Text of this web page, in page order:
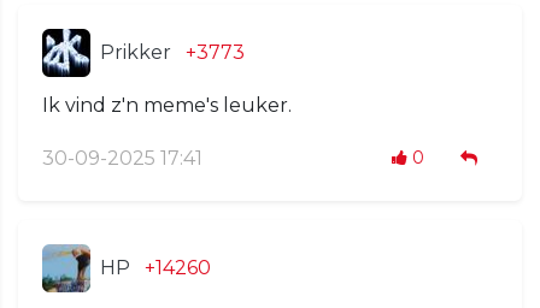
Prikker +3773
Ik vind z'n meme's leuker.
30-09-2025 17:41 0
HP +14260